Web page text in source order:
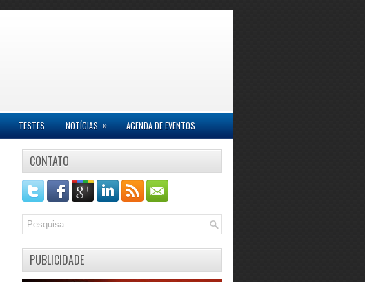
TESTES NOTÍCIAS » AGENDA DE EVENTOS
CONTATO
PUBLICIDADE